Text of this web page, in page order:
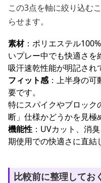
この3点を軸に絞り込む
らせます。
素材：ポリエステル
いプレー中でも快適さを
吸汗速乾性能が明記され
フィット感：上半身の可
要です。
特にスパイクやブロック
断」仕様かどうかを見極
機能性 ：UVカット、消
期使用での快適さに直結
比較前に整理してお